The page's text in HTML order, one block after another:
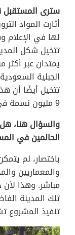
سترى المستقبل
أثارت المواد
لها في الإعلام
تتخيل شكل
الجبلية
تتخيل أيضًا أن
9 مليون نسمة في المستقبل.
والسؤال هنا،
الحالمين في
باختصار، لم
والمعماريين
مباشر. وهذا لأن
تلك المدينة
تنفيذ المشروع